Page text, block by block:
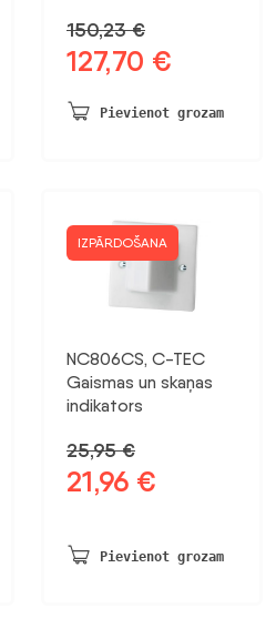
150,23€
Sākotnējā
bija:
127,70 €
ir:
Pievienot grozam
IZPĀRDOŠANA
NC806CS, C-TEC
Gaismas un skaņas
indikators
25,95€
Sākotnējā
25,95 €.
21,96 €
21,96 €.
Pievienot grozam